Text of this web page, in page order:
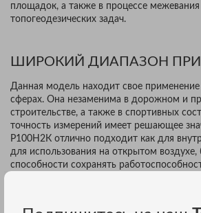
площадок, а также в процессе
топогеодезических задач.
ШИРОКИЙ ДИАПАЗОН
Данная модель находит свое
сферах. Она незаменима в дорожном и
строительстве, а также в спортивных
точность измерений имеет решающее
Р100Н2К отлично подходит как для
для использования на открытом воздухе,
способности сохранять